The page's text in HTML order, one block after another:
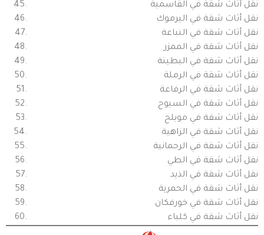
نقل أثاث شقة في القاسمية
نقل أثاث شقة في اليرموك
نقل أثاث شقة في النباعة
نقل أثاث شقة في الممزر
نقل أثاث شقة في البطينة
نقل أثاث شقة في الرملة
نقل أثاث شقة في الرفاعة
نقل أثاث شقة في السيوح
نقل أثاث شقة في مويلح
نقل أثاث شقة في الزاهية
نقل أثاث شقة في الرحمانية
نقل أثاث شقة في الطي
نقل أثاث شقة في الذيد
نقل أثاث شقة في الحمرية
نقل أثاث شقة في خورفكان
نقل أثاث شقة في كلباء